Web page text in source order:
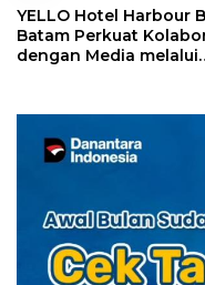
YELLO Hotel Harbour
Batam Perkuat
dengan Media melalui